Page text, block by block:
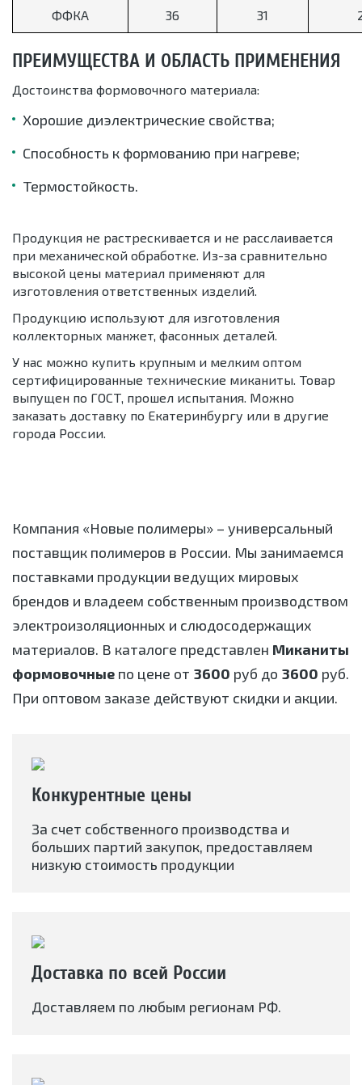
ФФКА 36 31
ПРЕИМУЩЕСТВА И ОБЛАСТЬ ПРИМЕНЕНИЯ
Достоинства формовочного материала:
Хорошие диэлектрические свойства;
Способность к формованию при нагреве;
Термостойкость.
Продукция не растрескивается и не расслаивается
при механической обработке. Из-за сравнительно
высокой цены материал применяют для
изготовления ответственных изделий.
Продукцию используют для изготовления
коллекторных манжет, фасонных деталей.
У нас можно купить крупным и мелким оптом
сертифицированные технические миканиты. Товар
выпущен по ГОСТ, прошел испытания. Можно
заказать доставку по Екатеринбургу или в другие
города России.
Компания «Новые полимеры» – универсальный
поставщик полимеров в России. Мы занимаемся
поставками продукции ведущих мировых
брендов и владеем собственным производством
электроизоляционных и слюдосодержащих
материалов. В каталоге представлен Миканиты
формовочные по цене от 3600 руб до 3600 руб.
При оптовом заказе действуют скидки и акции.
Конкурентные цены
За счет собственного производства и
больших партий закупок, предоставляем
низкую стоимость продукции
Доставка по всей России
Доставляем по любым регионам РФ.